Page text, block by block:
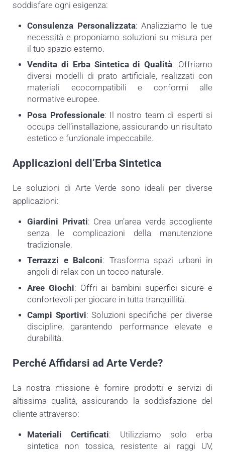
soddisfare ogni esigenza:
Consulenza Personalizzata: Analizziamo le tue
necessità e proponiamo soluzioni su misura per
il tuo spazio esterno.
Vendita di Erba Sintetica di Qualità: Offriamo
diversi modelli di prato artificiale, realizzati con
materiali ecocompatibili e conformi alle
normative europee.
Posa Professionale: Il nostro team di esperti si
occupa dell’installazione, assicurando un risultato
estetico e funzionale impeccabile.
Applicazioni dell’Erba Sintetica
Le soluzioni di Arte Verde sono ideali per diverse
applicazioni:
Giardini Privati: Crea un’area verde accogliente
senza le complicazioni della manutenzione
tradizionale.
Terrazzi e Balconi: Trasforma spazi urbani in
angoli di relax con un tocco naturale.
Aree Giochi: Offri ai bambini superfici sicure e
confortevoli per giocare in tutta tranquillità.
Campi Sportivi: Soluzioni specifiche per diverse
discipline, garantendo performance elevate e
durabilità.
Perché Affidarsi ad Arte Verde?
La nostra missione è fornire prodotti e servizi di
altissima qualità, assicurando la soddisfazione del
cliente attraverso:
Materiali Certificati: Utilizziamo solo erba
sintetica non tossica, resistente ai raggi UV,